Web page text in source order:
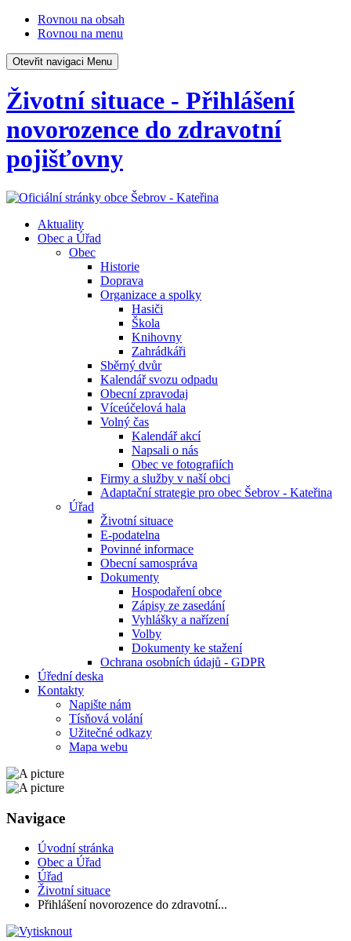
Rovnou na obsah
Rovnou na menu
Otevřit navigaci Menu
Životní situace - Přihlášení
novorozence do zdravotní
pojišťovny
Aktuality
Obec a Úřad
Obec
Historie
Doprava
Organizace a spolky
Hasiči
Škola
Knihovny
Zahrádkáři
Sběrný dvůr
Kalendář svozu odpadu
Obecní zpravodaj
Víceúčelová hala
Volný čas
Kalendář akcí
Napsali o nás
Obec ve fotografiích
Firmy a služby v naší obci
Adaptační strategie pro obec Šebrov - Kateřina
Úřad
Životní situace
E-podatelna
Povinné informace
Obecní samospráva
Dokumenty
Hospodaření obce
Zápisy ze zasedání
Vyhlášky a nařízení
Volby
Dokumenty ke stažení
Ochrana osobních údajů - GDPR
Úřední deska
Kontakty
Napište nám
Tísňová volání
Užitečné odkazy
Mapa webu
Navigace
Úvodní stránka
Obec a Úřad
Úřad
Životní situace
Přihlášení novorozence do zdravotní...